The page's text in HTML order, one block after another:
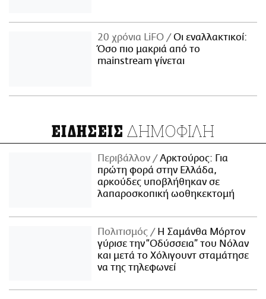
20 χρόνια LiFO
Οι εναλλακτικοί:
Όσο πιο μακριά από το
mainstream γίνεται
ΕΙΔΗΣΕΙΣ ΔΗΜΟΦΙΛΗ
Περιβάλλον
Αρκτούρος: Για
πρώτη φορά στην Ελλάδα,
αρκούδες υποβλήθηκαν σε
λαπαροσκοπική ωοθηκεκτομή
Πολιτισμός
Η Σαμάνθα Μόρτον
γύρισε την “Οδύσσεια” του Νόλαν
και μετά το Χόλιγουντ σταμάτησε
να της τηλεφωνεί